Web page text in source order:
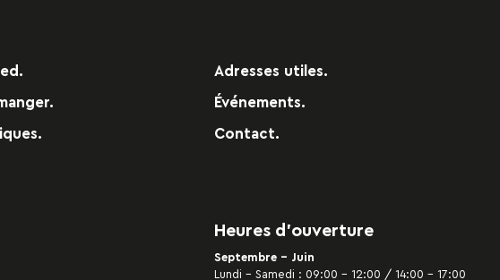
Adresses utiles.
Événements.
Contact.
Heures d’ouverture
Septembre - Juin
Lundi – Samedi : 09:00 – 12:00 / 14:00 – 17:00